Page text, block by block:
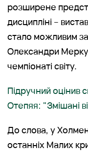
розширене
дисципліні –
стало можливим
Олександри
чемпіонаті світу.
Підручний оцінив
Отепяя: "Змішані
До слова, у
останніх Малих